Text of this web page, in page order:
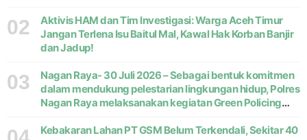
02
Aktivis HAM dan Tim Investigasi: Warga Aceh Timur
Jangan Terlena Isu Baitul Mal, Kawal Hak Korban Banjir
dan Jadup!
03
Nagan Raya- 30 Juli 2026 – Sebagai bentuk komitmen
dalam mendukung pelestarian lingkungan hidup, Polres
Nagan Raya melaksanakan kegiatan Green Policing
Kecamatan Beutong, Kabupaten
Kebakaran Lahan PT GSM Belum Terkendali, Sekitar 40